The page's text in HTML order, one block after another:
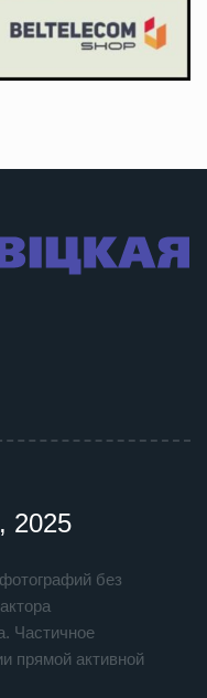
2025
без
Частичное
прямой активной